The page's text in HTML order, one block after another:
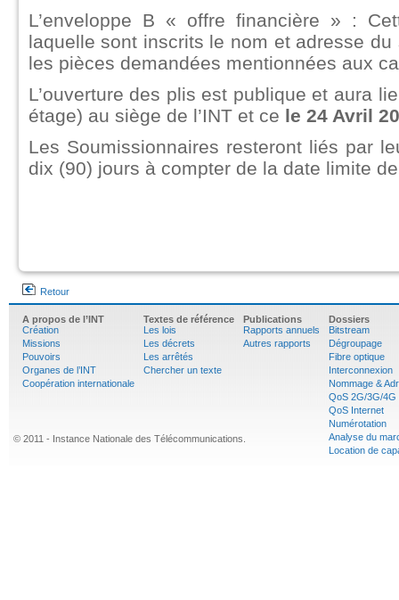
L’enveloppe B « offre financière » :
laquelle sont inscrits le nom et adresse
les pièces demandées mentionnées aux
L’ouverture des plis est publique et aura
étage) au siège de l’INT et ce le 24 Avril
Les Soumissionnaires resteront liés par
dix (90) jours à compter de la date limite
Retour
A propos de l’INT
Création
Missions
Pouvoirs
Organes de l’INT
Coopération internationale
Textes de référence
Les lois
Les décrets
Les arrêtés
Chercher un texte
Publications
Rapports annuels
Autres rapports
Dossiers
Bitstream
Dégroupage
Fibre optique
Interconnexion
Nommage &
QoS 2G/3G/4G
QoS Internet
Numérotation
Analyse du
Location de
© 2011 - Instance Nationale des Télécommunications.